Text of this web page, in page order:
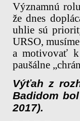
Významnú
že dnes
uhlie sú
URSO,
a motivovať
paušálne
Výťah z
Badidom
2017).